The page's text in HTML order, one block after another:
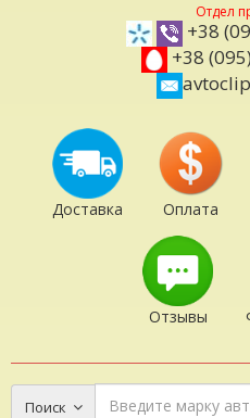
Отдел
+38
+38
Доставка Оплата
Отзывы
Поиск